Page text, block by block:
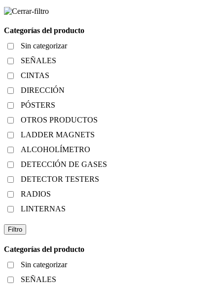
Categorías del producto
Sin categorizar
SEÑALES
CINTAS
DIRECCIÓN
PÓSTERS
OTROS PRODUCTOS
LADDER MAGNETS
ALCOHOLÍMETRO
DETECCIÓN DE GASES
DETECTOR TESTERS
RADIOS
LINTERNAS
Filtro
Categorías del producto
Sin categorizar
SEÑALES